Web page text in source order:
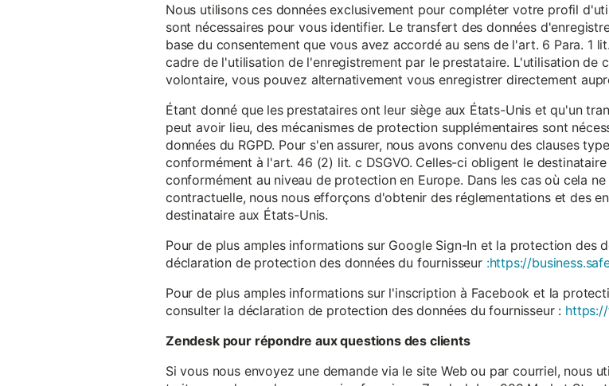
Nous utilisons ces données exclusivement pour compléter votre profil
sont nécessaires pour vous identifier. Le transfert des données
base du consentement que vous avez accordé au sens de l'art. 6 Para. 1
cadre de l'utilisation de l'enregistrement par le prestataire. L'utilisation
volontaire, vous pouvez alternativement vous enregistrer directement
Étant donné que les prestataires ont leur siège aux États-Unis et qu'un
peut avoir lieu, des mécanismes de protection supplémentaires sont
données du RGPD. Pour s'en assurer, nous avons convenu des clauses
conformément à l'art. 46 (2) lit. c DSGVO. Celles-ci obligent le
conformément au niveau de protection en Europe. Dans les cas où cela
contractuelle, nous nous efforçons d'obtenir des réglementations et des
destinataire aux États-Unis.
Pour de plus amples informations sur Google Sign-In et la protection des
déclaration de protection des données du fournisseur :https://
Pour de plus amples informations sur l'inscription à Facebook et la
consulter la déclaration de protection des données du fournisseur :
Zendesk pour répondre aux questions des clients
Si vous nous envoyez une demande via le site Web ou par courriel, nous